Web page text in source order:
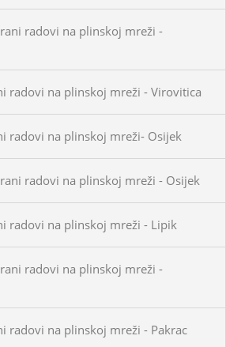
radovi na plinskoj mreži -
radovi na plinskoj mreži - Virovitica
radovi na plinskoj mreži- Osijek
radovi na plinskoj mreži - Osijek
radovi na plinskoj mreži - Lipik
radovi na plinskoj mreži -
radovi na plinskoj mreži - Pakrac